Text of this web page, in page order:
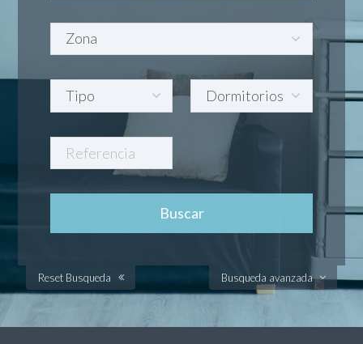
Busqueda avanzada
Reset Busqueda